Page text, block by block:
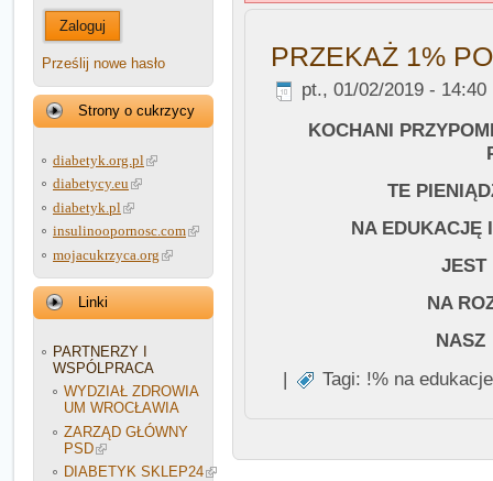
Zaloguj
Prześlij nowe hasło
Strony o cukrzycy
diabetyk.org.pl
diabetycy.eu
diabetyk.pl
insulinoopornosc.com
mojacukrzyca.org
Linki
PARTNERZY I
WSPÓLPRACA
WYDZIAŁ ZDROWIA
UM WROCŁAWIA
ZARZĄD GŁÓWNY
PSD
DIABETYK SKLEP24
PRZEKAŻ 1%
pt., 01/02/2019 -
KOCHANI
TE
NA EDUKACJĘ
NA
NASZ
|
Tagi: !% na